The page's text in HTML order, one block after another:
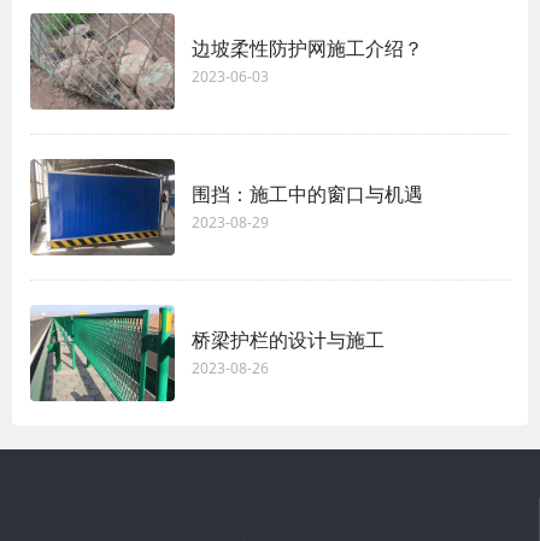
边坡柔性防护网施工介绍？
2023-06-03
围挡：施工中的窗口与机遇
2023-08-29
桥梁护栏的设计与施工
2023-08-26